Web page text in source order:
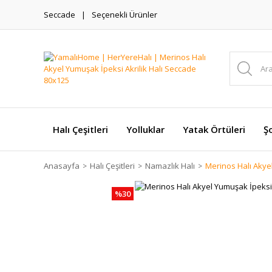
Seccade Seçenekli Ürünler
Halı Çeşitleri Yolluklar Yatak Örtüleri
Anasayfa Halı Çeşitleri Namazlık Halı Merinos Halı
%30